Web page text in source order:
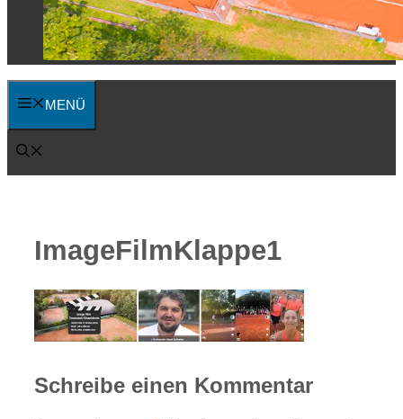
MENÜ
ImageFilmKlappe1
Schreibe einen Kommentar